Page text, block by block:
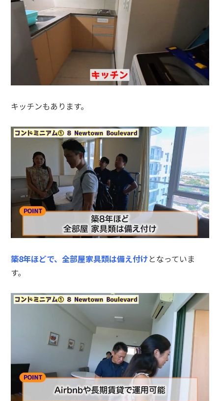
キッチンもあります。
築8年ほどで、全部屋家具類は備え付けとなっていま
す。